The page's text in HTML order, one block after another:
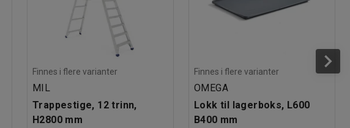
Finnes i flere varianter
MIL
Trappestige, 12 trinn,
H2800 mm
Finnes i flere varianter
OMEGA
Lokk til lagerboks, L600
B400 mm